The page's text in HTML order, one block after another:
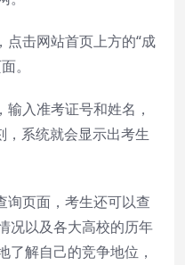
击网站首页上方的“成
。
入准考证号和姓名，
，系统就会显示出考生
询页面，考生还可以查
况以及各大高校的历年
了解自己的竞争地位，